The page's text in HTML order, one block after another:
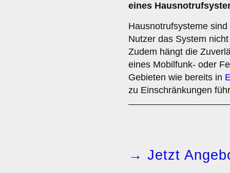
eines
Hausnotrufsysteme
Nutzer das System
Zudem hängt die
eines Mobilfunk- oder
Gebieten wie bereits in
zu Einschränkungen
→ Jetzt